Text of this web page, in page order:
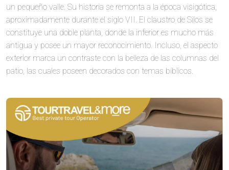
un pequeño valle. Su historia se remonta a la época visigótica,
aproximadamente durante el siglo VII. El claustro de Silos se
constituye una doble planta, donde la inferior es mucho más
antigua y posee un mayor reconocimiento. Incluso, el aspecto
exterior marca un contraste con la belleza de las columnas del
patio, las cuales poseen decorados con temas bíblicos.